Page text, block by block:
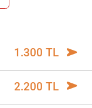
1.300 TL
2.200 TL